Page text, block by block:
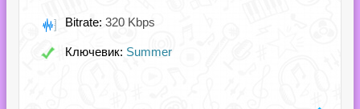
Bitrate: 320 Kbps
Ключевик: Summer